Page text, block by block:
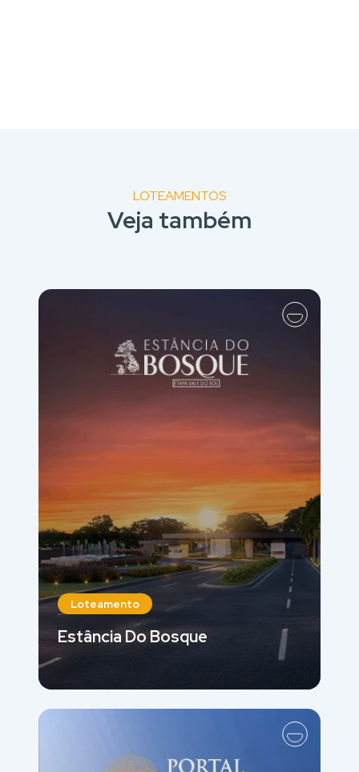
LOTEAMENTOS
Veja também
Loteamento
Estância Do Bosque